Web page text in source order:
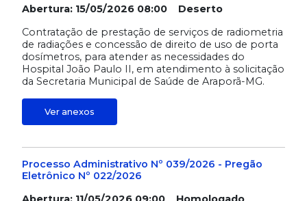
Abertura: 15/05/2026 08:00 Deserto
Contratação de prestação de serviços de radiometria
de radiações e concessão de direito de uso de porta
dosímetros, para atender as necessidades do
Hospital João Paulo II, em atendimento à solicitação
da Secretaria Municipal de Saúde de Araporã-MG.
Ver anexos
Processo Administrativo Nº 039/2026 - Pregão
Eletrônico Nº 022/2026